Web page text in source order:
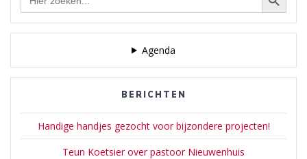
Koekkoek]…
Agenda
BERICHTEN
Handige handjes gezocht voor bijzondere projecten!
Teun Koetsier over pastoor Nieuwenhuis